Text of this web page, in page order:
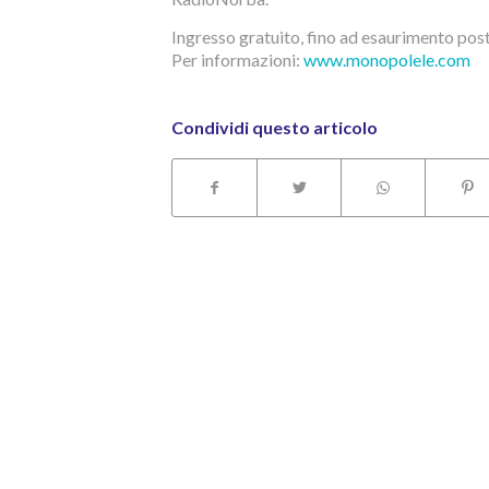
Ingresso gratuito, fino ad esaurimento
Per informazioni: www.monopolele.com
Condividi questo articolo